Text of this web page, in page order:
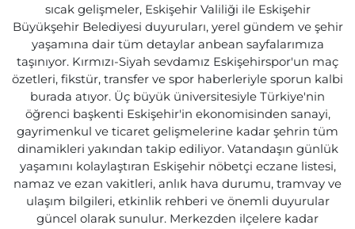
sıcak gelişmeler, Eskişehir Valiliği ile Eskişehir
Büyükşehir Belediyesi duyuruları, yerel gündem ve şehir
yaşamına dair tüm detaylar anbean sayfalarımıza
taşınıyor. Kırmızı-Siyah sevdamız Eskişehirspor'un maç
özetleri, fikstür, transfer ve spor haberleriyle sporun kalbi
burada atıyor. Üç büyük üniversitesiyle Türkiye'nin
öğrenci başkenti Eskişehir'in ekonomisinden sanayi,
gayrimenkul ve ticaret gelişmelerine kadar şehrin tüm
dinamikleri yakından takip ediliyor. Vatandaşın günlük
yaşamını kolaylaştıran Eskişehir nöbetçi eczane listesi,
namaz ve ezan vakitleri, anlık hava durumu, tramvay ve
ulaşım bilgileri, etkinlik rehberi ve önemli duyurular
güncel olarak sunulur. Merkezden ilçelere kadar